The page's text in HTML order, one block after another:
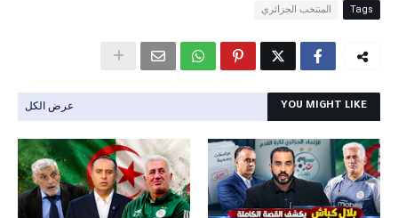
Tags المنتخب الجزائري
YOU MIGHT LIKE عرض الكل